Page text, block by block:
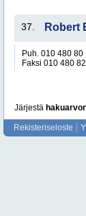
37. Robert
Puh. 010 480 80
Faksi 010 480
Järjestä
Rekisteriseloste